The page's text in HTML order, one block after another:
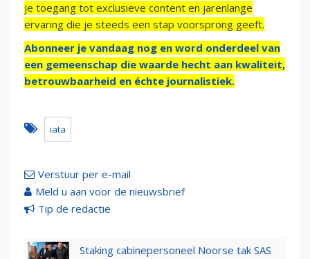
je toegang tot exclusieve content en jarenlange
ervaring die je steeds een stap voorsprong geeft.
Abonneer je vandaag nog en word onderdeel van
een gemeenschap die waarde hecht aan kwaliteit,
betrouwbaarheid en échte journalistiek.
iata
Verstuur per e-mail
Meld u aan voor de nieuwsbrief
Tip de redactie
Staking cabinepersoneel Noorse tak SAS